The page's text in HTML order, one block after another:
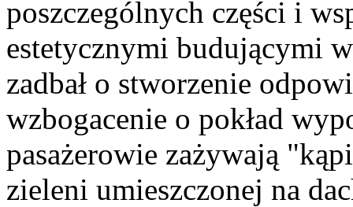
poszczególnych części i
estetycznymi budującymi
zadbał o stworzenie
wzbogacenie o pokład
pasażerowie zażywają
zieleni umieszczonej na